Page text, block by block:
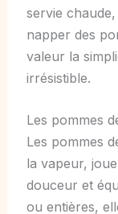
servie
napper des
valeur la
irrésistible.
Les pommes
Les pommes
la vapeur,
douceur et
ou entières,